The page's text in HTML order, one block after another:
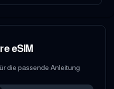
eSIM
die passende Anleitung